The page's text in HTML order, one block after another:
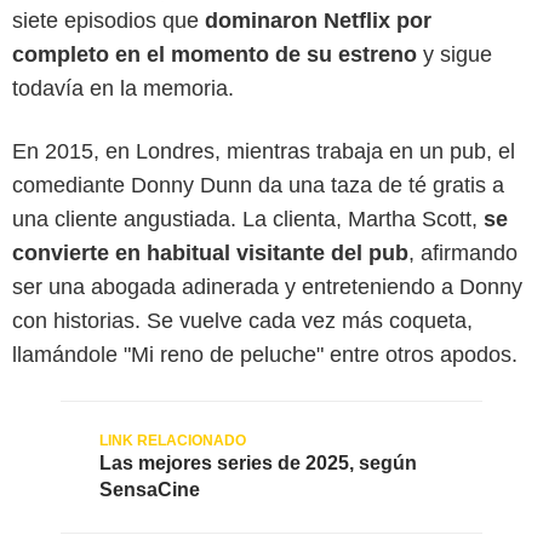
siete episodios que dominaron Netflix por
completo en el momento de su estreno y sigue
todavía en la memoria.
En 2015, en Londres, mientras trabaja en un pub, el
comediante Donny Dunn da una taza de té gratis a
una cliente angustiada. La clienta, Martha Scott, se
convierte en habitual visitante del pub, afirmando
ser una abogada adinerada y entreteniendo a Donny
con historias. Se vuelve cada vez más coqueta,
llamándole "Mi reno de peluche" entre otros apodos.
Las mejores series de 2025, según
SensaCine